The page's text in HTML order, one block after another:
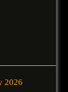
2026